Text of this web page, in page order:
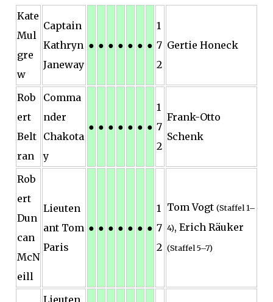
Kate
Mul
gre
w
Captain
Kathryn
Janeway
● ● ● ● ● ● ●
1
7
2
Gertie Honeck
Rob
ert
Belt
ran
Comma
nder
Chakota
y
● ● ● ● ● ● ●
1
7
2
Frank-Otto
Schenk
Rob
ert
Dun
can
McN
eill
Lieuten
ant Tom
Paris
● ● ● ● ● ● ●
1
7
2
Tom Vogt (Staffel 1–
4), Erich Räuker
(Staffel 5–7)
Lieuten